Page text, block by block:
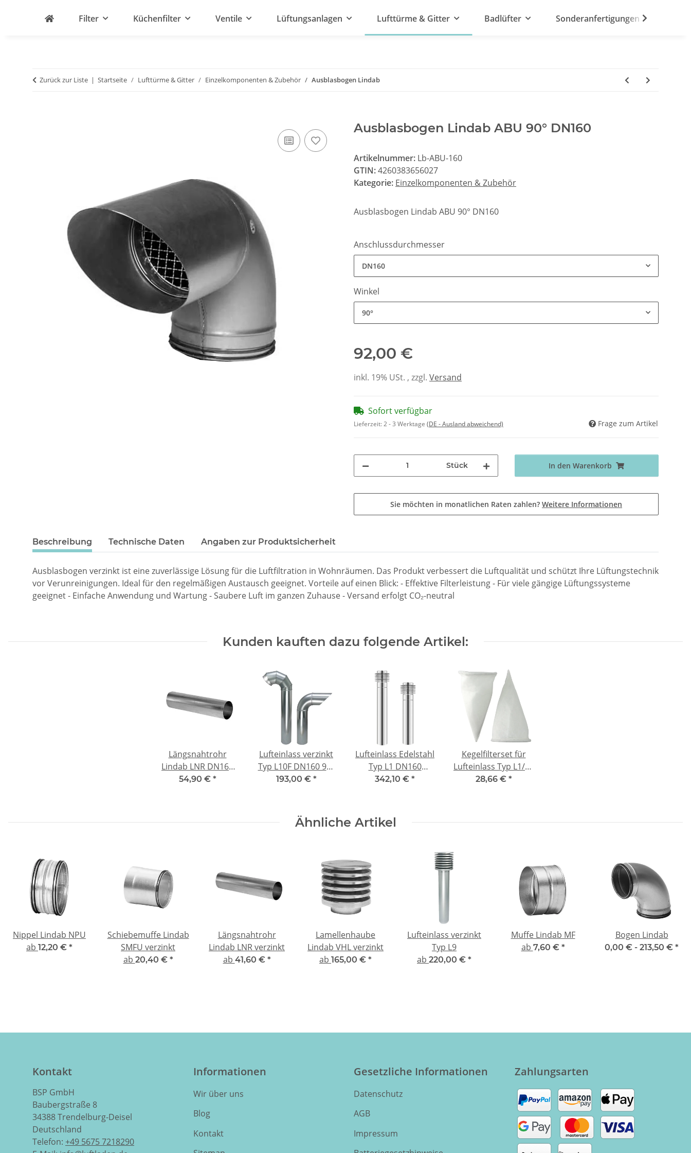
Filter Küchenfilter Ventile Lüftungsanlagen Lufttürme & Gitter Badlüfter Sonderanfertigungen
Zurück zur Liste Startseite Lufttürme & Gitter Einzelkomponenten & Zubehör Ausblasbogen Lindab
Ausblasbogen Lindab ABU 90° DN160
Artikelnummer: Lb-ABU-160
GTIN:4260383656027
Kategorie: Einzelkomponenten & Zubehör
Ausblasbogen Lindab ABU 90° DN160
Anschlussdurchmesser
DN160
Winkel
90°
92,00 €
inkl. 19% USt. , zzgl. Versand
Sofort verfügbar
Lieferzeit:2 - 3 Werktage (DE - Ausland abweichend) Frage zum Artikel
Stück In den Warenkorb
Sie möchten in monatlichen Raten zahlen? Weitere Informationen
Beschreibung Technische Daten Angaben zur Produktsicherheit
Ausblasbogen verzinkt ist eine zuverlässige Lösung für die Luftfiltration in Wohnräumen. Das Produkt verbessert die Luftqualität und schützt Ihre Lüftungstechnik
vor Verunreinigungen. Ideal für den regelmäßigen Austausch geeignet. Vorteile auf einen Blick: - Effektive Filterleistung - Für viele gängige Lüftungssysteme
geeignet - Einfache Anwendung und Wartung - Saubere Luft im ganzen Zuhause - Versand erfolgt CO₂-neutral
Kunden kauften dazu folgende Artikel:
Längsnahtrohr
Lindab LNR DN160
L=500mm verzinkt
54,90 € *
Lufteinlass verzinkt
Typ L10F DN160 90°
L=500mm mit Filter
193,00 € *
Lufteinlass Edelstahl
Typ L1 DN160
L=750mm ohne
342,10 € *
Kegelfilterset für
Lufteinlass Typ L1/L2
DN160 - kompatibel
28,66 € *
Ähnliche Artikel
Nippel Lindab NPU
ab 12,20 € *
Schiebemuffe Lindab
SMFU verzinkt
ab 20,40 € *
Längsnahtrohr
Lindab LNR verzinkt
ab 41,60 € *
Lamellenhaube
Lindab VHL verzinkt
ab 165,00 € *
Lufteinlass verzinkt
Typ L9
ab 220,00 € *
Muffe Lindab MF
ab 7,60 € *
Bogen Lindab
0,00 € - 213,50 € *
Kontakt
BSP GmbH
Baubergstraße 8
34388 Trendelburg-Deisel
Deutschland
Telefon: +49 5675 7218290
Informationen
Wir über uns
Blog
Kontakt
Gesetzliche Informationen
Datenschutz
AGB
Impressum
Zahlungsarten